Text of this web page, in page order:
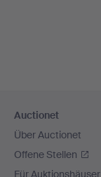
Auctionet
Über Auctionet
Offene Stellen
Für Auktionshäuser